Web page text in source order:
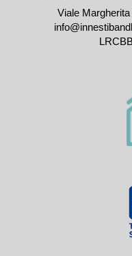
Viale